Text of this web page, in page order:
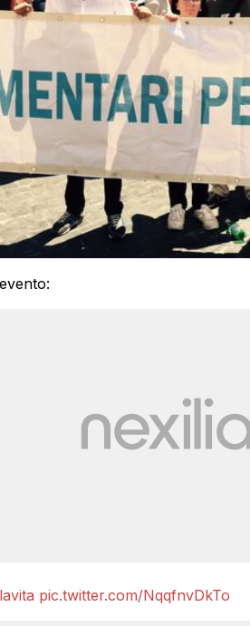
pic.twitter.com/NqqfnvDkTo